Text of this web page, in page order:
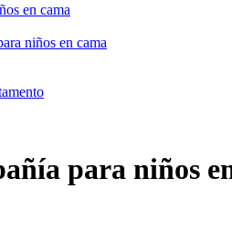
en cama
niños en cama
para niños